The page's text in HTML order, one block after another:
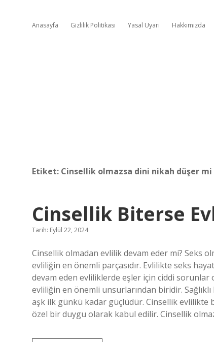
Anasayfa Gizlilik Politikası Yasal Uyarı Hakkımızda
Etiket: Cinsellik olmazsa dini nikah düşer mi
Cinsellik Biterse
Tarih: Eylül 22, 2024
Cinsellik olmadan evlilik devam eder mi? Seks
evliliğin en önemli parçasıdır. Evlilikte seks
devam eden evliliklerde eşler için ciddi sorunlar
evliliğin en önemli unsurlarından biridir.
aşk ilk günkü kadar güçlüdür. Cinsellik evlilikte
özel bir duygu olarak kabul edilir. Cinsellik